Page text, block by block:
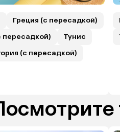
Греция (с пересадкой)
пересадкой)
Тунис
(с пересадкой)